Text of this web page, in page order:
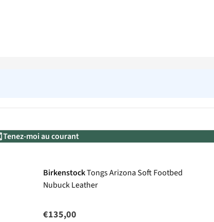
Tenez-moi au courant
BirkenstockTongs Arizona Soft Footbed
Nubuck Leather
€135,00